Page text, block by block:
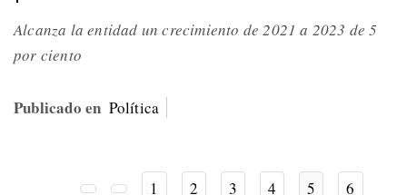
Alcanza la entidad un crecimiento de 2021 a 2023 de 5
por ciento
Publicado en Política
1 2 3 4 5 6